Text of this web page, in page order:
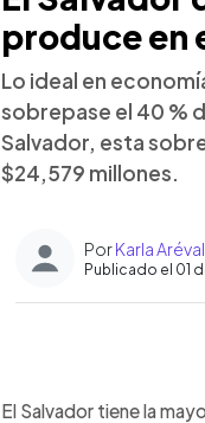
produce en
Lo ideal en
sobrepase el 40 %
Salvador, esta
$24,579 millones.
PorKarla
Publicado el 01
► Escuchar
El Salvador tiene la